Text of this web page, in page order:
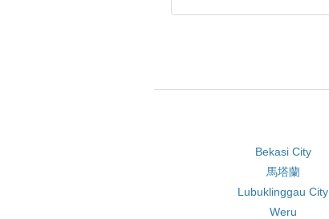
Bekasi City
馬塔蘭
Lubuklinggau City
Weru